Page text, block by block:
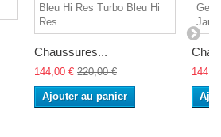
Chaussures...
144,00 € 220,00 €
Ajouter au panier